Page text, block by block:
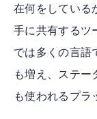
在何をしている
手に共有するツ
では多くの言語
も増え、ステー
も使われるプラ